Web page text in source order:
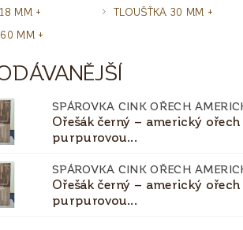
MM + TLOUŠŤKA 30 MM +
MM +
SPÁROVKA CINK OŘECH
Ořešák černý – americký
purpurovou...
SPÁROVKA CINK OŘECH
Ořešák černý – americký
purpurovou...